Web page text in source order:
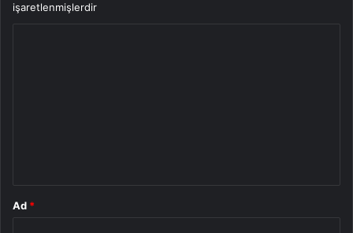
işaretlenmişlerdir
Ad *